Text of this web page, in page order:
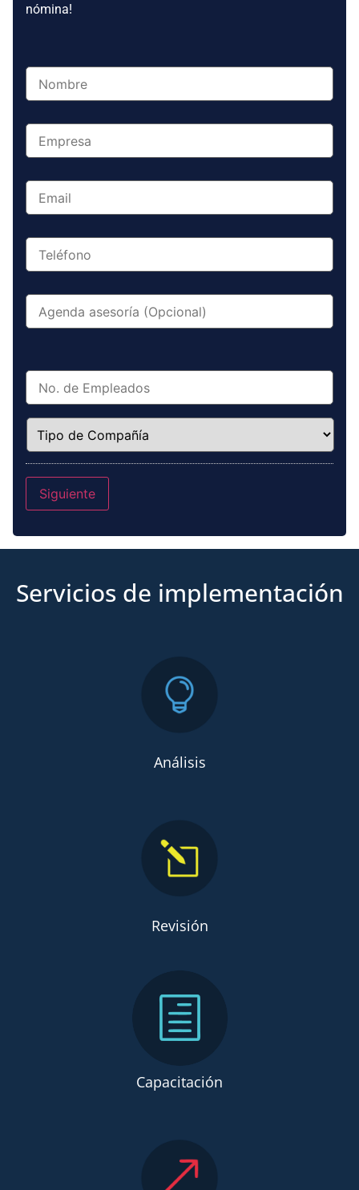
nómina!
Nombre *
Empresa *
Email *
Teléfono *
Fecha
No.
de
Empleados *
Tipo
de
Siguiente
Servicios de implementación
Análisis
Revisión
Capacitación